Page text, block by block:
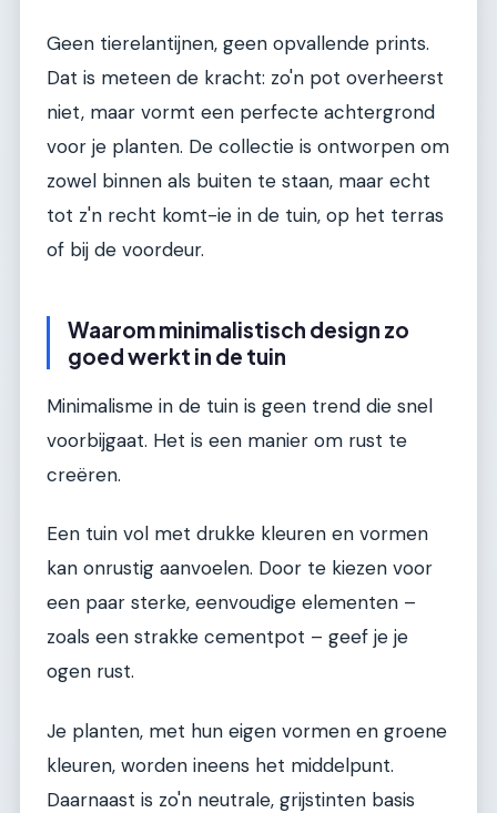
Geen tierelantijnen, geen opvallende prints.
Dat is meteen de kracht: zo'n pot overheerst
niet, maar vormt een perfecte achtergrond
voor je planten. De collectie is ontworpen om
zowel binnen als buiten te staan, maar echt
tot z'n recht komt-ie in de tuin, op het terras
of bij de voordeur.
Waarom minimalistisch design zo
goed werkt in de tuin
Minimalisme in de tuin is geen trend die snel
voorbijgaat. Het is een manier om rust te
creëren.
Een tuin vol met drukke kleuren en vormen
kan onrustig aanvoelen. Door te kiezen voor
een paar sterke, eenvoudige elementen –
zoals een strakke cementpot – geef je je
ogen rust.
Je planten, met hun eigen vormen en groene
kleuren, worden ineens het middelpunt.
Daarnaast is zo'n neutrale, grijstinten basis